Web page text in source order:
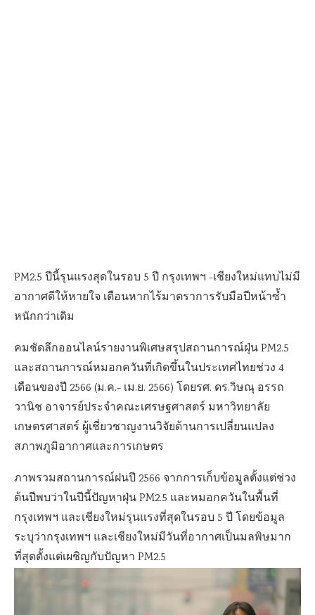
PM2.5 ปีนี้รุนแรงสุดในรอบ 5 ปี กรุงเทพฯ -เชียงใหม่แทบไม่มี
อากาศดีให้หายใจ เตือนหากไร้มาตราการรับมือปีหน้าซ้ำ
หนักกว่าเดิม
คมชัดลึกออนไลน์รายงานพิเศษสรุปสถานการณ์ฝุ่น PM2.5
และสถานการณ์หมอกควันที่เกิดขึ้นในประเทศไทยช่วง 4
เดือนของปี 2566 (ม.ค.- เม.ย. 2566) โดยรศ. ดร.วิษณุ อรรถ
วานิช อาจารย์ประจำคณะเศรษฐศาสตร์ มหาวิทยาลัย
เกษตรศาสตร์ ผู้เชี่ยวชาญงานวิจัยด้านการเปลี่ยนแปลง
สภาพภูมิอากาศและการเกษตร
ภาพรวมสถานการณ์ฝนปี 2566 จากการเก็บข้อมูลตั้งแต่ช่วง
ต้นปีพบว่าในปีนี้ปัญหาฝุ่น PM2.5 และหมอกควันในพื้นที่
กรุงเทพฯ และเชียงใหม่รุนแรงที่สุดในรอบ 5 ปี โดยข้อมูล
ระบุว่ากรุงเทพฯ และเชียงใหม่มีวันที่อากาศเป็นมลพิษมาก
ที่สุดตั้งแต่เผชิญกับปัญหา PM2.5